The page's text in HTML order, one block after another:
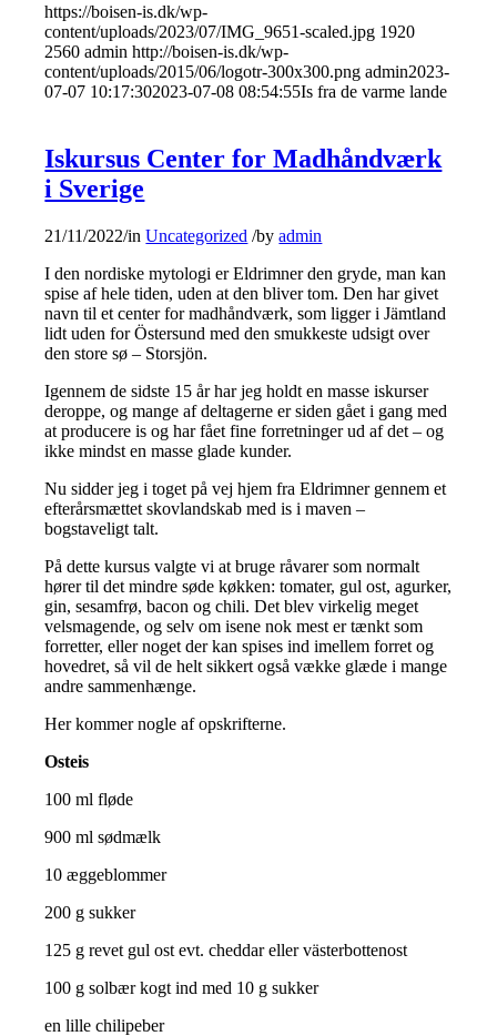
https://boisen-is.dk/wp-
content/uploads/2023/07/IMG_9651-scaled.jpg 1920
2560 admin http://boisen-is.dk/wp-
content/uploads/2015/06/logotr-300x300.png admin2023-
07-07 10:17:302023-07-08 08:54:55Is fra de varme lande
Iskursus Center for Madhåndværk
i Sverige
21/11/2022/inUncategorized /byadmin
I den nordiske mytologi er Eldrimner den gryde, man kan
spise af hele tiden, uden at den bliver tom. Den har givet
navn til et center for madhåndværk, som ligger i Jämtland
lidt uden for Östersund med den smukkeste udsigt over
den store sø – Storsjön.
Igennem de sidste 15 år har jeg holdt en masse iskurser
deroppe, og mange af deltagerne er siden gået i gang med
at producere is og har fået fine forretninger ud af det – og
ikke mindst en masse glade kunder.
Nu sidder jeg i toget på vej hjem fra Eldrimner gennem et
efterårsmættet skovlandskab med is i maven –
bogstaveligt talt.
På dette kursus valgte vi at bruge råvarer som normalt
hører til det mindre søde køkken: tomater, gul ost, agurker,
gin, sesamfrø, bacon og chili. Det blev virkelig meget
velsmagende, og selv om isene nok mest er tænkt som
forretter, eller noget der kan spises ind imellem forret og
hovedret, så vil de helt sikkert også vække glæde i mange
andre sammenhænge.
Her kommer nogle af opskrifterne.
Osteis
100 ml fløde
900 ml sødmælk
10 æggeblommer
200 g sukker
125 g revet gul ost evt. cheddar eller västerbottenost
100 g solbær kogt ind med 10 g sukker
en lille chilipeber